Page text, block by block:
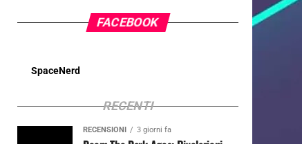
FACEBOOK
SpaceNerd
RECENTI
RECENSIONI 3 giorni fa